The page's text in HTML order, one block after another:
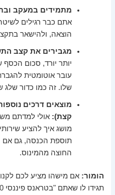
מתמידים במעקב
אתם כבר רגילים
הוצאה, ולהישאר
מגבירים את קצב
יותר יורד, סכום
עובר אוטומטית
שלו. זה כמו כדור שלג
מוצאים דרכים
קצת): אולי למדתם
מושג איך להציע
תוספת הכנסה, גם
החוצה מהמינוס.
הומור: אם מישהו מציע לכם